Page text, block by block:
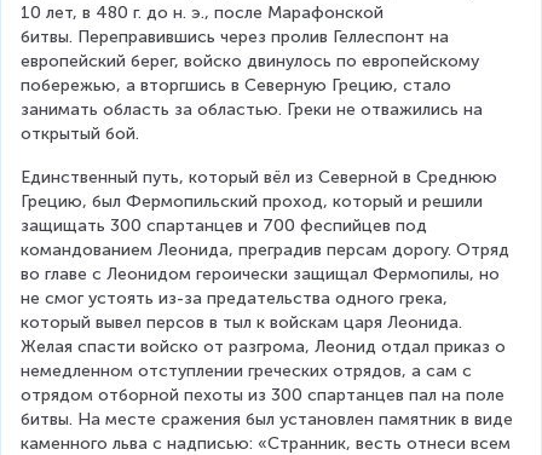
10 лет, в 480 г. до н. э., после Марафонской
битвы. Переправившись через пролив Геллеспонт на
европейский берег, войско двинулось по европейскому
побережью, а вторгшись в Северную Грецию, стало
занимать область за областью. Греки не отважились на
открытый бой.
Единственный путь, который вёл из Северной в Среднюю
Грецию, был Фермопильский проход, который и решили
защищать 300 спартанцев и 700 феспийцев под
командованием Леонида, преградив персам дорогу. Отряд
во главе с Леонидом героически защищал Фермопилы, но
не смог устоять из-за предательства одного грека,
который вывел персов в тыл к войскам царя Леонида.
Желая спасти войско от разгрома, Леонид отдал приказ о
немедленном отступлении греческих отрядов, а сам с
отрядом отборной пехоты из 300 спартанцев пал на поле
битвы. На месте сражения был установлен памятник в виде
каменного льва с надписью: «Странник, весть отнеси всем